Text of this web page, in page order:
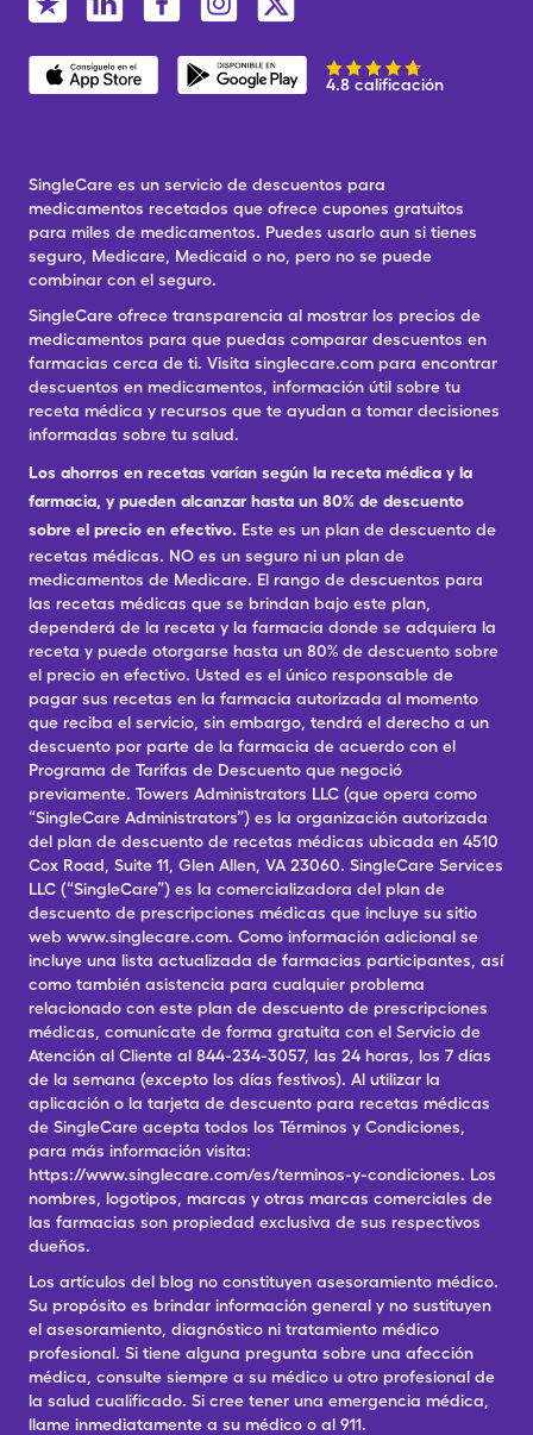
4.8 calificación
SingleCare es un servicio de descuentos para
medicamentos recetados que ofrece cupones gratuitos
para miles de medicamentos. Puedes usarlo aun si tienes
seguro, Medicare, Medicaid o no, pero no se puede
combinar con el seguro.
SingleCare ofrece transparencia al mostrar los precios de
medicamentos para que puedas comparar descuentos en
farmacias cerca de ti. Visita singlecare.com para encontrar
descuentos en medicamentos, información útil sobre tu
receta médica y recursos que te ayudan a tomar decisiones
informadas sobre tu salud.
Los ahorros en recetas varían según la receta médica y la
farmacia, y pueden alcanzar hasta un 80% de descuento
sobre el precio en efectivo. Este es un plan de descuento de
recetas médicas. NO es un seguro ni un plan de
medicamentos de Medicare. El rango de descuentos para
las recetas médicas que se brindan bajo este plan,
dependerá de la receta y la farmacia donde se adquiera la
receta y puede otorgarse hasta un 80% de descuento sobre
el precio en efectivo. Usted es el único responsable de
pagar sus recetas en la farmacia autorizada al momento
que reciba el servicio, sin embargo, tendrá el derecho a un
descuento por parte de la farmacia de acuerdo con el
Programa de Tarifas de Descuento que negoció
previamente. Towers Administrators LLC (que opera como
“SingleCare Administrators”) es la organización autorizada
del plan de descuento de recetas médicas ubicada en 4510
Cox Road, Suite 11, Glen Allen, VA 23060. SingleCare Services
LLC (“SingleCare”) es la comercializadora del plan de
descuento de prescripciones médicas que incluye su sitio
web www.singlecare.com. Como información adicional se
incluye una lista actualizada de farmacias participantes, así
como también asistencia para cualquier problema
relacionado con este plan de descuento de prescripciones
médicas, comunícate de forma gratuita con el Servicio de
Atención al Cliente al 844-234-3057, las 24 horas, los 7 días
de la semana (excepto los días festivos). Al utilizar la
aplicación o la tarjeta de descuento para recetas médicas
de SingleCare acepta todos los Términos y Condiciones,
para más información visita:
https://www.singlecare.com/es/terminos-y-condiciones. Los
nombres, logotipos, marcas y otras marcas comerciales de
las farmacias son propiedad exclusiva de sus respectivos
dueños.
Los artículos del blog no constituyen asesoramiento médico.
Su propósito es brindar información general y no sustituyen
el asesoramiento, diagnóstico ni tratamiento médico
profesional. Si tiene alguna pregunta sobre una afección
médica, consulte siempre a su médico u otro profesional de
la salud cualificado. Si cree tener una emergencia médica,
llame inmediatamente a su médico o al 911.